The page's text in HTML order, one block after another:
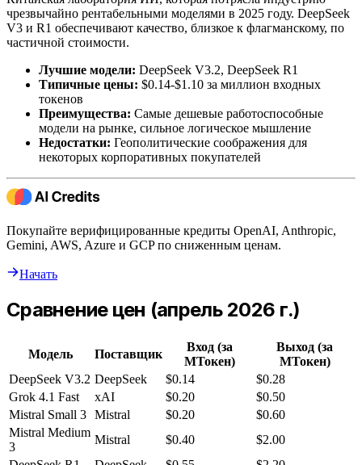
чрезвычайно рентабельными моделями в 2025 году. DeepSeek
V3 и R1 обеспечивают качество, близкое к флагманскому, по
частичной стоимости.
Лучшие модели: DeepSeek V3.2, DeepSeek R1
Типичные цены: $0.14-$1.10 за миллион входных
токенов
Преимущества: Самые дешевые работоспособные
модели на рынке, сильное логическое мышление
Недостатки: Геополитические соображения для
некоторых корпоративных покупателей
Покупайте верифицированные кредиты OpenAI, Anthropic,
Gemini, AWS, Azure и GCP по сниженным ценам.
Начать
Сравнение цен (апрель 2026 г.)
Модель Поставщик
Вход (за
МТокен)
Выход (за
МТокен)
DeepSeek V3.2 DeepSeek $0.14
$0.28
Grok 4.1 Fast
xAI $0.20
$0.50
Mistral Small 3 Mistral $0.20
$0.60
Mistral Medium
3
Mistral $0.40
$2.00